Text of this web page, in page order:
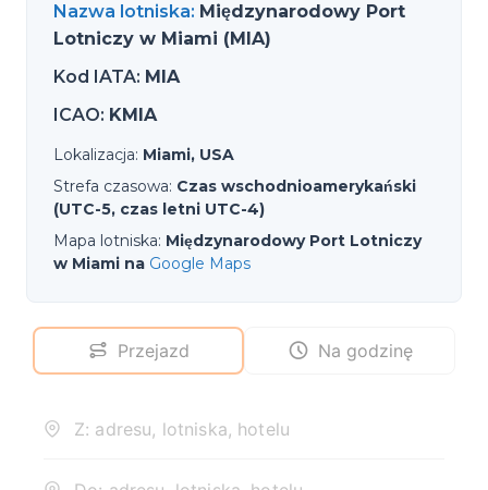
Nazwa lotniska: Międzynarodowy Port
Lotniczy w Miami (MIA)
Kod IATA: MIA
ICAO: KMIA
Lokalizacja: Miami, USA
Strefa czasowa: Czas wschodnioamerykański
(UTC-5, czas letni UTC-4)
Mapa lotniska: Międzynarodowy Port Lotniczy
w Miami na Google Maps